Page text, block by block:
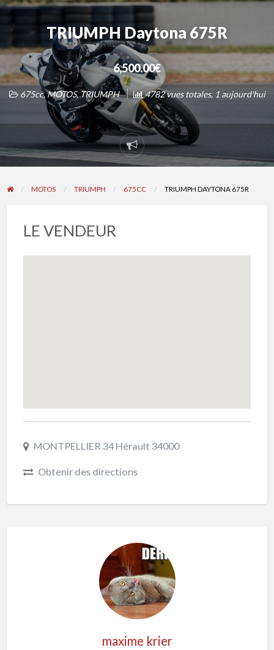
TRIUMPH Daytona 675R
6,500.00€
675cc,MOTOS,TRIUMPH 4782 vues totales, 1 aujourd'hui
Signaler
un
problème
MOTOS TRIUMPH 675CC TRIUMPH DAYTONA 675R
LE VENDEUR
MONTPELLIER 34 Hérault 34000
Obtenir des directions
maxime krier